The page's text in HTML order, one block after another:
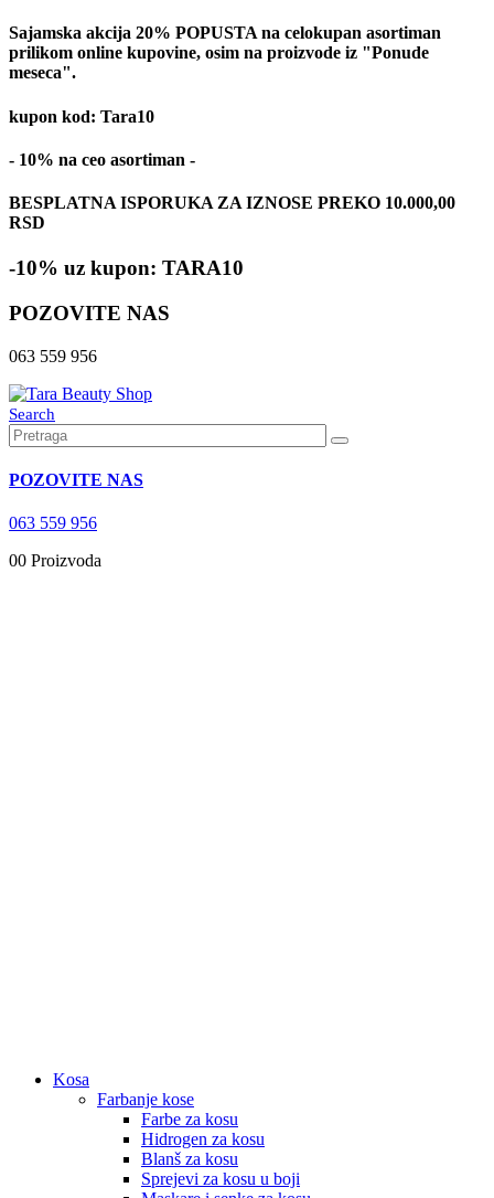
Sajamska akcija 20% POPUSTA na celokupan asortiman
prilikom online kupovine, osim na proizvode iz "Ponude
meseca".
kupon kod: Tara10
- 10% na ceo asortiman -
BESPLATNA ISPORUKA ZA IZNOSE PREKO 10.000,00
RSD
-10% uz kupon: TARA10
POZOVITE NAS
063 559 956
Search
POZOVITE NAS
063 559 956
00 Proizvoda
Kosa
Farbanje kose
Farbe za kosu
Hidrogen za kosu
Blanš za kosu
Sprejevi za kosu u boji